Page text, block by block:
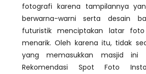
fotografi karena tampilannya
berwarna-warni serta desain
futuristik menciptakan latar
menarik. Oleh karena itu, tidak
yang memasukkan masjid ini
Rekomendasi Spot Foto